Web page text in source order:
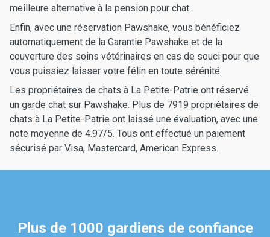
meilleure alternative à la pension pour chat.
Enfin, avec une réservation Pawshake, vous bénéficiez
automatiquement de la Garantie Pawshake et de la
couverture des soins vétérinaires en cas de souci pour que
vous puissiez laisser votre félin en toute sérénité.
Les propriétaires de chats à La Petite-Patrie ont réservé
un garde chat sur Pawshake. Plus de 7919 propriétaires de
chats à La Petite-Patrie ont laissé une évaluation, avec une
note moyenne de 4.97/5. Tous ont effectué un paiement
sécurisé par Visa, Mastercard, American Express.
Plus de 1000 gardiens de confiance